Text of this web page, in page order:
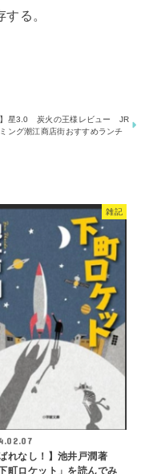
る。
】星3.0 炭火の王様レビュー JR
ング潮江商店街おすすめランチ
雑記
ばれなし！】池井戸潤著
町ロケット」を読んでみ